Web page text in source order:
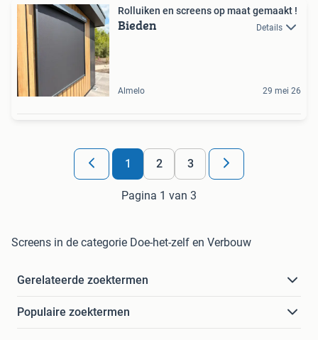
Rolluiken en screens op maat gemaakt !
Bieden Details
Almelo 29 mei 26
1 2 3
Pagina 1 van 3
Screens in de categorie Doe-het-zelf en Verbouw
Gerelateerde zoektermen
Populaire zoektermen